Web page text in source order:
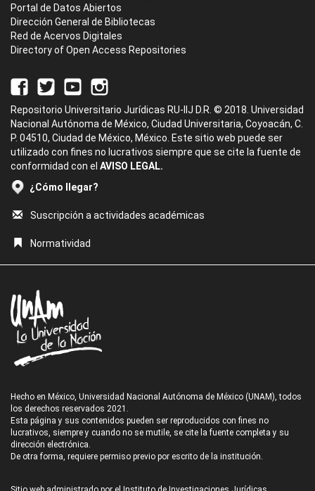
Portal de Datos Abiertos
Dirección General de Bibliotecas
Red de Acervos Digitales
Directory of Open Access Repositories
Repositorio Universitario Jurídicas RU-IIJ D.R. © 2018. Universidad
Nacional Autónoma de México, Ciudad Universitaria, Coyoacán, C.
P. 04510, Ciudad de México, México. Este sitio web puede ser
utilizado con fines no lucrativos siempre que se cite la fuente de
conformidad con el AVISO LEGAL.
¿Cómo llegar?
Suscripción a actividades académicas
Normatividad
Hecho en México, Universidad Nacional Autónoma de México (UNAM), todos
los derechos reservados 2021.
Esta página y sus contenidos pueden ser reproducidos con fines no
lucrativos, siempre y cuando no se mutile, se cite la fuente completa y su
dirección electrónica.
De otra forma, requiere permiso previo por escrito de la institución.